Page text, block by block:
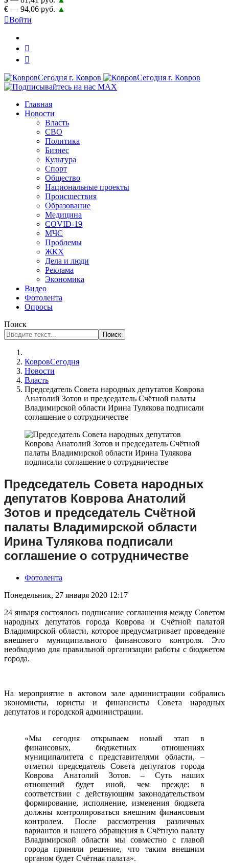
€ — 94,06 руб. ▲
Войти
Главная
Новости
Власть
СВО
Политика
Бизнес
Культура
Спорт
Общество
Национальные проекты
Происшествия
Образование
Медицина
COVID-19
МЧС
Проблемы
ЖКХ
Дела и люди
Реклама
Экономика
Видео
Фотолента
Опросы
Поиск
Поиск
КовровСегодня
Новости
Власть
Председатель Совета народных депутатов Коврова
Анатолий Зотов и председатель Счётной палаты
Владимирской области Ирина Тулякова подписали
соглашение о сотрудничестве
Председатель Совета народных
депутатов Коврова Анатолий
Зотов и председатель Счётной
палаты Владимирской области
Ирина Тулякова подписали
соглашение о сотрудничестве
Фотолента
Понедельник, 27 января 2020 12:17
24 января состоялось подписание соглашения между Советом
народных депутатов города Коврова и Счётной палатой
Владимирской области, которое предусматривает проведение
внешнего муниципального финансового контроля. Это
необходимо для правильной организации работы с бюджетом
города.
На мероприятие в актовом зале администрации собрались
экономисты, юристы и финансисты Совета народных
депутатов и городской администрации.
«Мы сегодня открываем новый этап в
финансовых, бюджетных отношениях
муниципалитета с представителями области, –
отметил председатель Совета депутатов города
Коврова Анатолий Зотов. – Суть наших
отношений будет иной, чем прежде: в
соответствии с действующим законодательством
формирование, исполнение, изменения бюджета
должны контролироваться внешним финансовым
контролем. После рассмотрения различных
вариантов и нашего обращения в Счётную палату
Владимирской области мы совместно с главой
города приняли решение, что таким внешним
органом будет Счётная палата».